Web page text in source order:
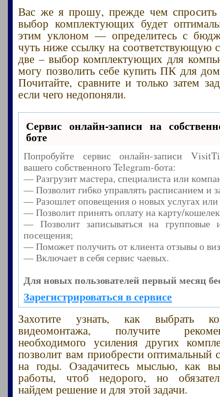
Вас же я прошу, прежде чем
выбор комплектующих будет
этим уклоном — определитесь с
чуть ниже ссылку на соответствующую
две – выбор комплектующих для
могу позволить себе купить ПК для
Почитайте, сравните и только затем
если чего недопоняли.
Сервис онлайн-записи на
боте
Попробуйте сервис онлайн-записи
вашего собственного Telegram-бота:
— Разгрузит мастера, специалиста или
— Позволит гибко управлять расписанием и
— Разошлет оповещения о новых услугах
— Позволит принять оплату на карту/
— Позволит записываться на групповые
посещения;
— Поможет получить от клиента отзывы о
— Включает в себя сервис чаевых.
Для новых пользователей первый месяц
Зарегистрироваться в сервисе
Захотите узнать, как выбрать
видеомонтажа, получите
необходимого усиления других
позволит вам приобрести оптимальный
на годы. Озадачитесь мыслью, как
работы, чтоб недорого, но
найдем решение и для этой задачи.